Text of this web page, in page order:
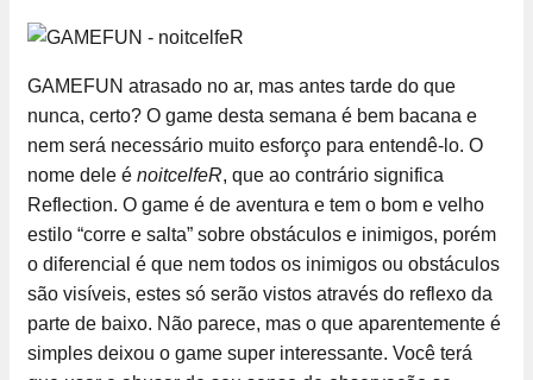
GAMEFUN atrasado no ar, mas antes tarde do que
nunca, certo? O game desta semana é bem bacana e
nem será necessário muito esforço para entendê-lo. O
nome dele é noitcelfeR, que ao contrário significa
Reflection. O game é de aventura e tem o bom e velho
estilo “corre e salta” sobre obstáculos e inimigos, porém
o diferencial é que nem todos os inimigos ou obstáculos
são visíveis, estes só serão vistos através do reflexo da
parte de baixo. Não parece, mas o que aparentemente é
simples deixou o game super interessante. Você terá